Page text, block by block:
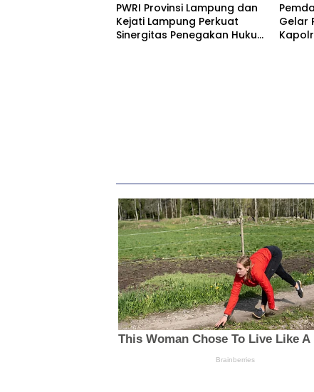
PWRI Provinsi Lampung dan
Kejati Lampung Perkuat
Sinergitas Penegakan Hukum
Gelar